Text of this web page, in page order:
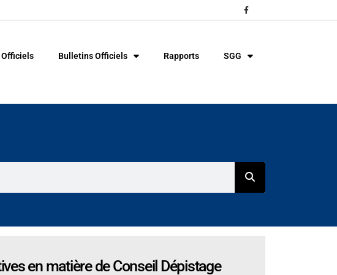
Bulletins Officiels Rapports SGG
en matière de Conseil Dépistage